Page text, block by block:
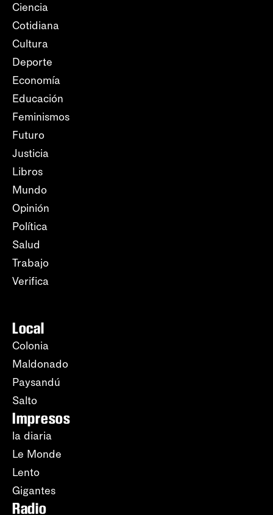
Ciencia
Cotidiana
Cultura
Deporte
Economía
Educación
Feminismos
Futuro
Justicia
Libros
Mundo
Opinión
Política
Salud
Trabajo
Verifica
Local
Colonia
Maldonado
Paysandú
Salto
Impresos
la diaria
Le Monde
Lento
Gigantes
Radio